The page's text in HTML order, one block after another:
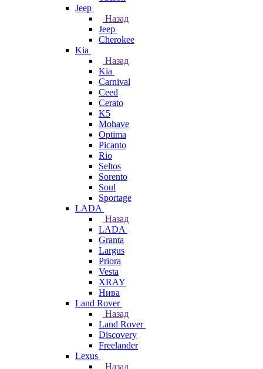
Jeep
Назад
Jeep
Cherokee
Kia
Назад
Kia
Carnival
Ceed
Cerato
K5
Mohave
Optima
Picanto
Rio
Seltos
Sorento
Soul
Sportage
LADA
Назад
LADA
Granta
Largus
Priora
Vesta
XRAY
Нива
Land Rover
Назад
Land Rover
Discovery
Freelander
Lexus
Назад